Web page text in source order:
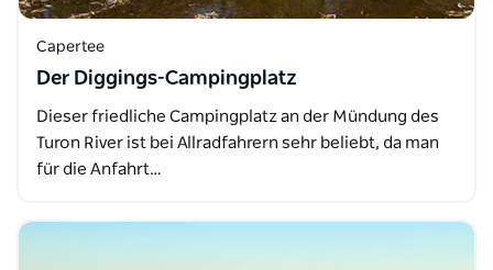
Capertee
Der Diggings-Campingplatz
Dieser friedliche Campingplatz an der Mündung des
Turon River ist bei Allradfahrern sehr beliebt, da man
für die Anfahrt…